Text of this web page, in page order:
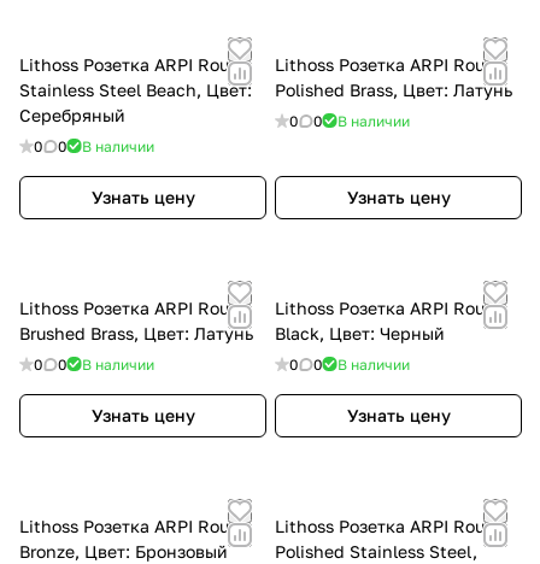
Lithoss Розетка ARPI Round
Stainless Steel Beach, Цвет:
Серебряный
0 0 В наличии
Узнать цену
Lithoss Розетка ARPI Round
Polished Brass, Цвет: Латунь
0 0 В наличии
Узнать цену
Lithoss Розетка ARPI Round
Brushed Brass, Цвет: Латунь
0 0 В наличии
Узнать цену
Lithoss Розетка ARPI Round
Black, Цвет: Черный
0 0 В наличии
Узнать цену
Lithoss Розетка ARPI Round
Bronze, Цвет: Бронзовый
Lithoss Розетка ARPI Round
Polished Stainless Steel,